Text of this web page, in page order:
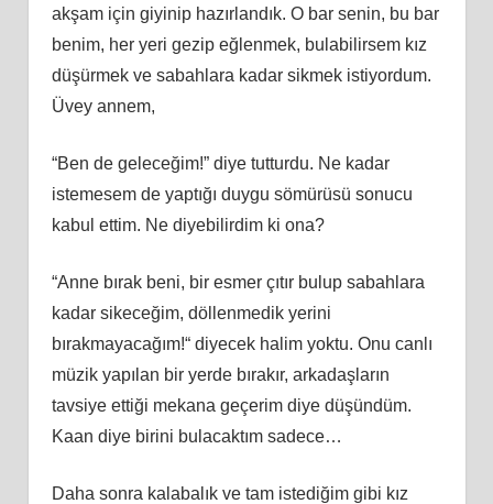
akşam için giyinip hazırlandık. O bar senin, bu bar
benim, her yeri gezip eğlenmek, bulabilirsem kız
düşürmek ve sabahlara kadar sikmek istiyordum.
Üvey annem,
“Ben de geleceğim!” diye tutturdu. Ne kadar
istemesem de yaptığı duygu sömürüsü sonucu
kabul ettim. Ne diyebilirdim ki ona?
“Anne bırak beni, bir esmer çıtır bulup sabahlara
kadar sikeceğim, döllenmedik yerini
bırakmayacağım!“ diyecek halim yoktu. Onu canlı
müzik yapılan bir yerde bırakır, arkadaşların
tavsiye ettiği mekana geçerim diye düşündüm.
Kaan diye birini bulacaktım sadece…
Daha sonra kalabalık ve tam istediğim gibi kız